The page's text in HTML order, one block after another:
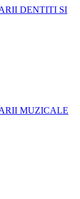
DENTITI SI
MUZICALE